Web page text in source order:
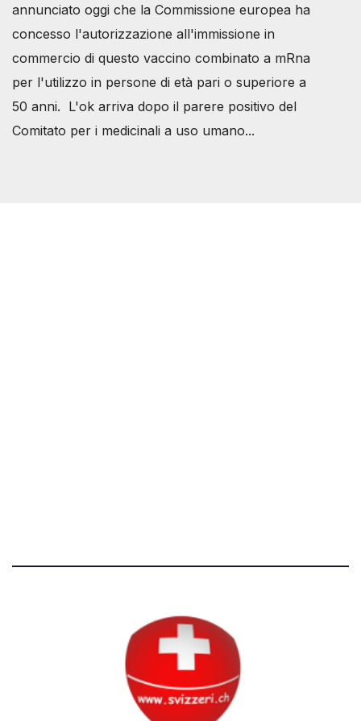
annunciato oggi che la Commissione europea ha
concesso l'autorizzazione all'immissione in
commercio di questo vaccino combinato a mRna
per l'utilizzo in persone di età pari o superiore a
50 anni. L'ok arriva dopo il parere positivo del
Comitato per i medicinali a uso umano...